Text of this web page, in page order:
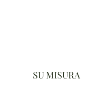
SU MISURA